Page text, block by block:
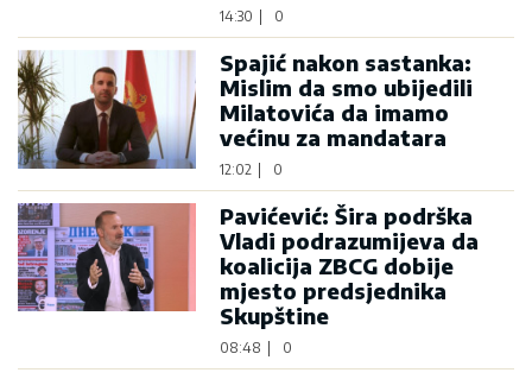
14:30 0
Spajić nakon sastanka:
Mislim da smo ubijedili
Milatovića da imamo
većinu za mandatara
12:02 0
Pavićević: Šira podrška
Vladi podrazumijeva da
koalicija ZBCG dobije
mjesto predsjednika
Skupštine
08:48 0